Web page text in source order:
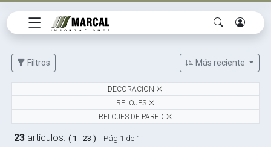
Filtros Más reciente
DECORACION
RELOJES
RELOJES DE PARED
23 artículos.( 1 - 23 ) Pág 1 de 1